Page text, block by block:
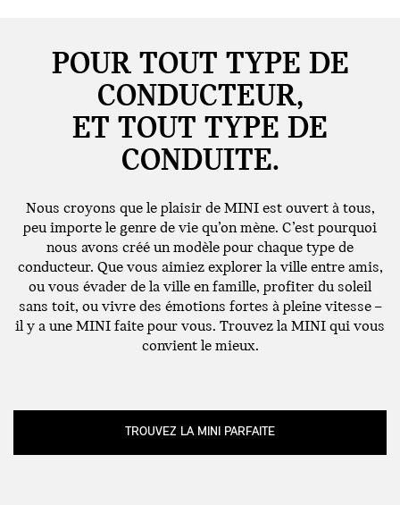
POUR TOUT TYPE DE
CONDUCTEUR,
ET TOUT TYPE DE
CONDUITE.
Nous croyons que le plaisir de MINI est ouvert à tous,
peu importe le genre de vie qu’on mène. C’est pourquoi
nous avons créé un modèle pour chaque type de
conducteur. Que vous aimiez explorer la ville entre amis,
ou vous évader de la ville en famille, profiter du soleil
sans toit, ou vivre des émotions fortes à pleine vitesse –
il y a une MINI faite pour vous. Trouvez la MINI qui vous
convient le mieux.
TROUVEZ LA MINI PARFAITE